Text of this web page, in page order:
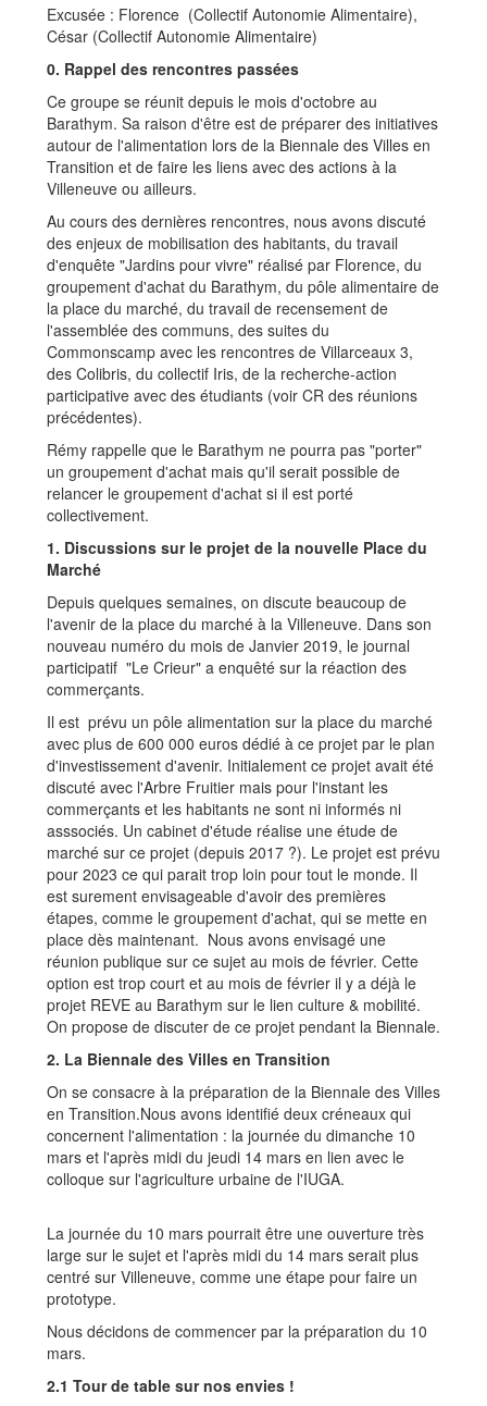
Excusée : Florence (Collectif Autonomie Alimentaire),
César (Collectif Autonomie Alimentaire)
0. Rappel des rencontres passées
Ce groupe se réunit depuis le mois d'octobre au
Barathym. Sa raison d'être est de préparer des initiatives
autour de l'alimentation lors de la Biennale des Villes en
Transition et de faire les liens avec des actions à la
Villeneuve ou ailleurs.
Au cours des dernières rencontres, nous avons discuté
des enjeux de mobilisation des habitants, du travail
d'enquête "Jardins pour vivre" réalisé par Florence, du
groupement d'achat du Barathym, du pôle alimentaire de
la place du marché, du travail de recensement de
l'assemblée des communs, des suites du
Commonscamp avec les rencontres de Villarceaux 3,
des Colibris, du collectif Iris, de la recherche-action
participative avec des étudiants (voir CR des réunions
précédentes).
Rémy rappelle que le Barathym ne pourra pas "porter"
un groupement d'achat mais qu'il serait possible de
relancer le groupement d'achat si il est porté
collectivement.
1. Discussions sur le projet de la nouvelle Place du
Marché
Depuis quelques semaines, on discute beaucoup de
l'avenir de la place du marché à la Villeneuve. Dans son
nouveau numéro du mois de Janvier 2019, le journal
participatif "Le Crieur" a enquêté sur la réaction des
commerçants.
Il est prévu un pôle alimentation sur la place du marché
avec plus de 600 000 euros dédié à ce projet par le plan
d'investissement d'avenir. Initialement ce projet avait été
discuté avec l'Arbre Fruitier mais pour l'instant les
commerçants et les habitants ne sont ni informés ni
asssociés. Un cabinet d'étude réalise une étude de
marché sur ce projet (depuis 2017 ?). Le projet est prévu
pour 2023 ce qui parait trop loin pour tout le monde. Il
est surement envisageable d'avoir des premières
étapes, comme le groupement d'achat, qui se mette en
place dès maintenant. Nous avons envisagé une
réunion publique sur ce sujet au mois de février. Cette
option est trop court et au mois de février il y a déjà le
projet REVE au Barathym sur le lien culture & mobilité.
On propose de discuter de ce projet pendant la Biennale.
2. La Biennale des Villes en Transition
On se consacre à la préparation de la Biennale des Villes
en Transition.Nous avons identifié deux créneaux qui
concernent l'alimentation : la journée du dimanche 10
mars et l'après midi du jeudi 14 mars en lien avec le
colloque sur l'agriculture urbaine de l'IUGA.
La journée du 10 mars pourrait être une ouverture très
large sur le sujet et l'après midi du 14 mars serait plus
centré sur Villeneuve, comme une étape pour faire un
prototype.
Nous décidons de commencer par la préparation du 10
mars.
2.1 Tour de table sur nos envies !